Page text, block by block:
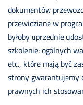
dokumentów
przewidziane w
byłoby uprzednie
szkolenie: ogólnych
etc., które mają być
strony gwarantujemy
prawnych ich